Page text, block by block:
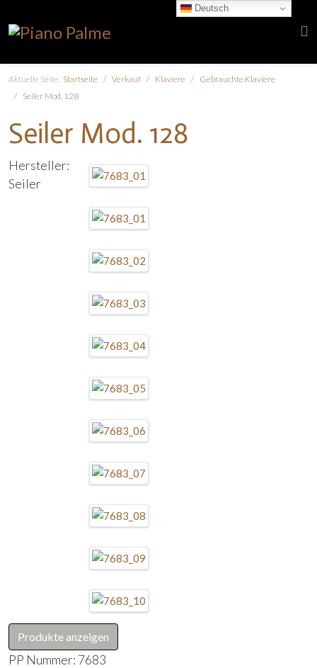
Aktuelle Seite: Startseite Verkauf Klaviere
Gebrauchte Klaviere
Seiler Mod. 128
Deutsch
Seiler Mod. 128
Hersteller:
Seiler
Produkte anzeigen
PP Nummer: 7683